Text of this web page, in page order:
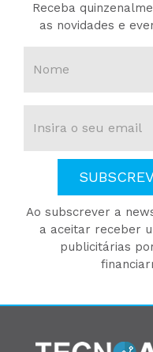
Receba
as novidades e
Ao subscrever a
a aceitar receber
publicitárias